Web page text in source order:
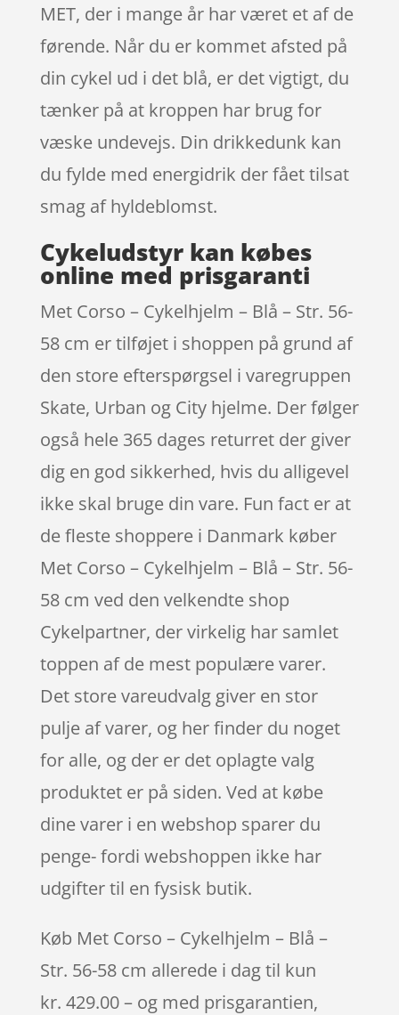
MET, der i mange år har været et af de
førende. Når du er kommet afsted på
din cykel ud i det blå, er det vigtigt, du
tænker på at kroppen har brug for
væske undevejs. Din drikkedunk kan
du fylde med energidrik der fået tilsat
smag af hyldeblomst.
Cykeludstyr kan købes
online med prisgaranti
Met Corso – Cykelhjelm – Blå – Str. 56-
58 cm er tilføjet i shoppen på grund af
den store efterspørgsel i varegruppen
Skate, Urban og City hjelme. Der følger
også hele 365 dages returret der giver
dig en god sikkerhed, hvis du alligevel
ikke skal bruge din vare. Fun fact er at
de fleste shoppere i Danmark køber
Met Corso – Cykelhjelm – Blå – Str. 56-
58 cm ved den velkendte shop
Cykelpartner, der virkelig har samlet
toppen af de mest populære varer.
Det store vareudvalg giver en stor
pulje af varer, og her finder du noget
for alle, og der er det oplagte valg
produktet er på siden. Ved at købe
dine varer i en webshop sparer du
penge- fordi webshoppen ikke har
udgifter til en fysisk butik.
Køb Met Corso – Cykelhjelm – Blå –
Str. 56-58 cm allerede i dag til kun
kr. 429.00 – og med prisgarantien,